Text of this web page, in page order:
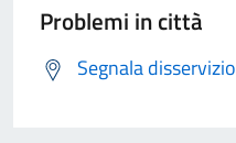
Problemi in città
Segnala disservizio